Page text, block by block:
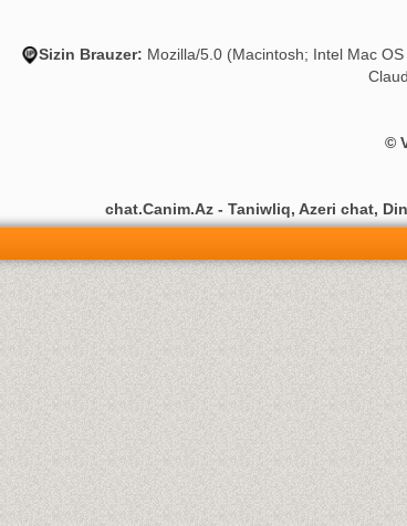
Sizin Brauzer: Mozilla/5.0 (Macintosh; Intel Mac
©
chat.Canim.Az - Taniwliq, Azeri chat,